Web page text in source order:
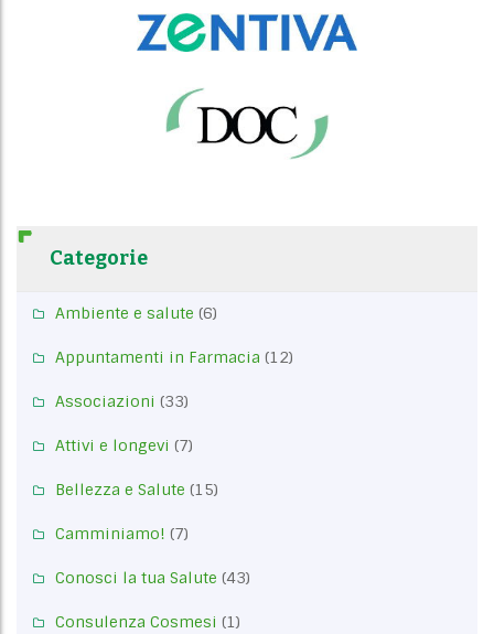
Categorie
Ambiente e salute (6)
Appuntamenti in Farmacia (12)
Associazioni (33)
Attivi e longevi (7)
Bellezza e Salute (15)
Camminiamo! (7)
Conosci la tua Salute (43)
Consulenza Cosmesi (1)